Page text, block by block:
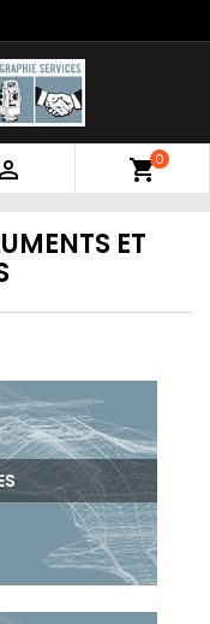
 shopping_cart0
ET